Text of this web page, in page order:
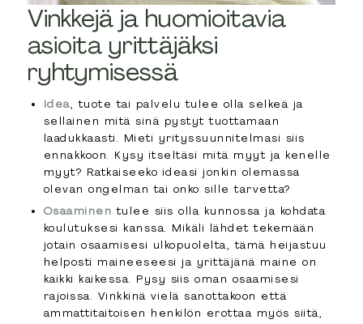
Vinkkejä ja huomioitavia
asioita yrittäjäksi
ryhtymisessä
Idea, tuote tai palvelu tulee olla selkeä ja
sellainen mitä sinä pystyt tuottamaan
laadukkaasti. Mieti yrityssuunnitelmasi siis
ennakkoon. Kysy itseltäsi mitä myyt ja kenelle
myyt? Ratkaiseeko ideasi jonkin olemassa
olevan ongelman tai onko sille tarvetta?
Osaaminen tulee siis olla kunnossa ja kohdata
koulutuksesi kanssa. Mikäli lähdet tekemään
jotain osaamisesi ulkopuolelta, tämä heijastuu
helposti maineeseesi ja yrittäjänä maine on
kaikki kaikessa. Pysy siis oman osaamisesi
rajoissa. Vinkkinä vielä sanottakoon että
ammattitaitoisen henkilön erottaa myös siitä,